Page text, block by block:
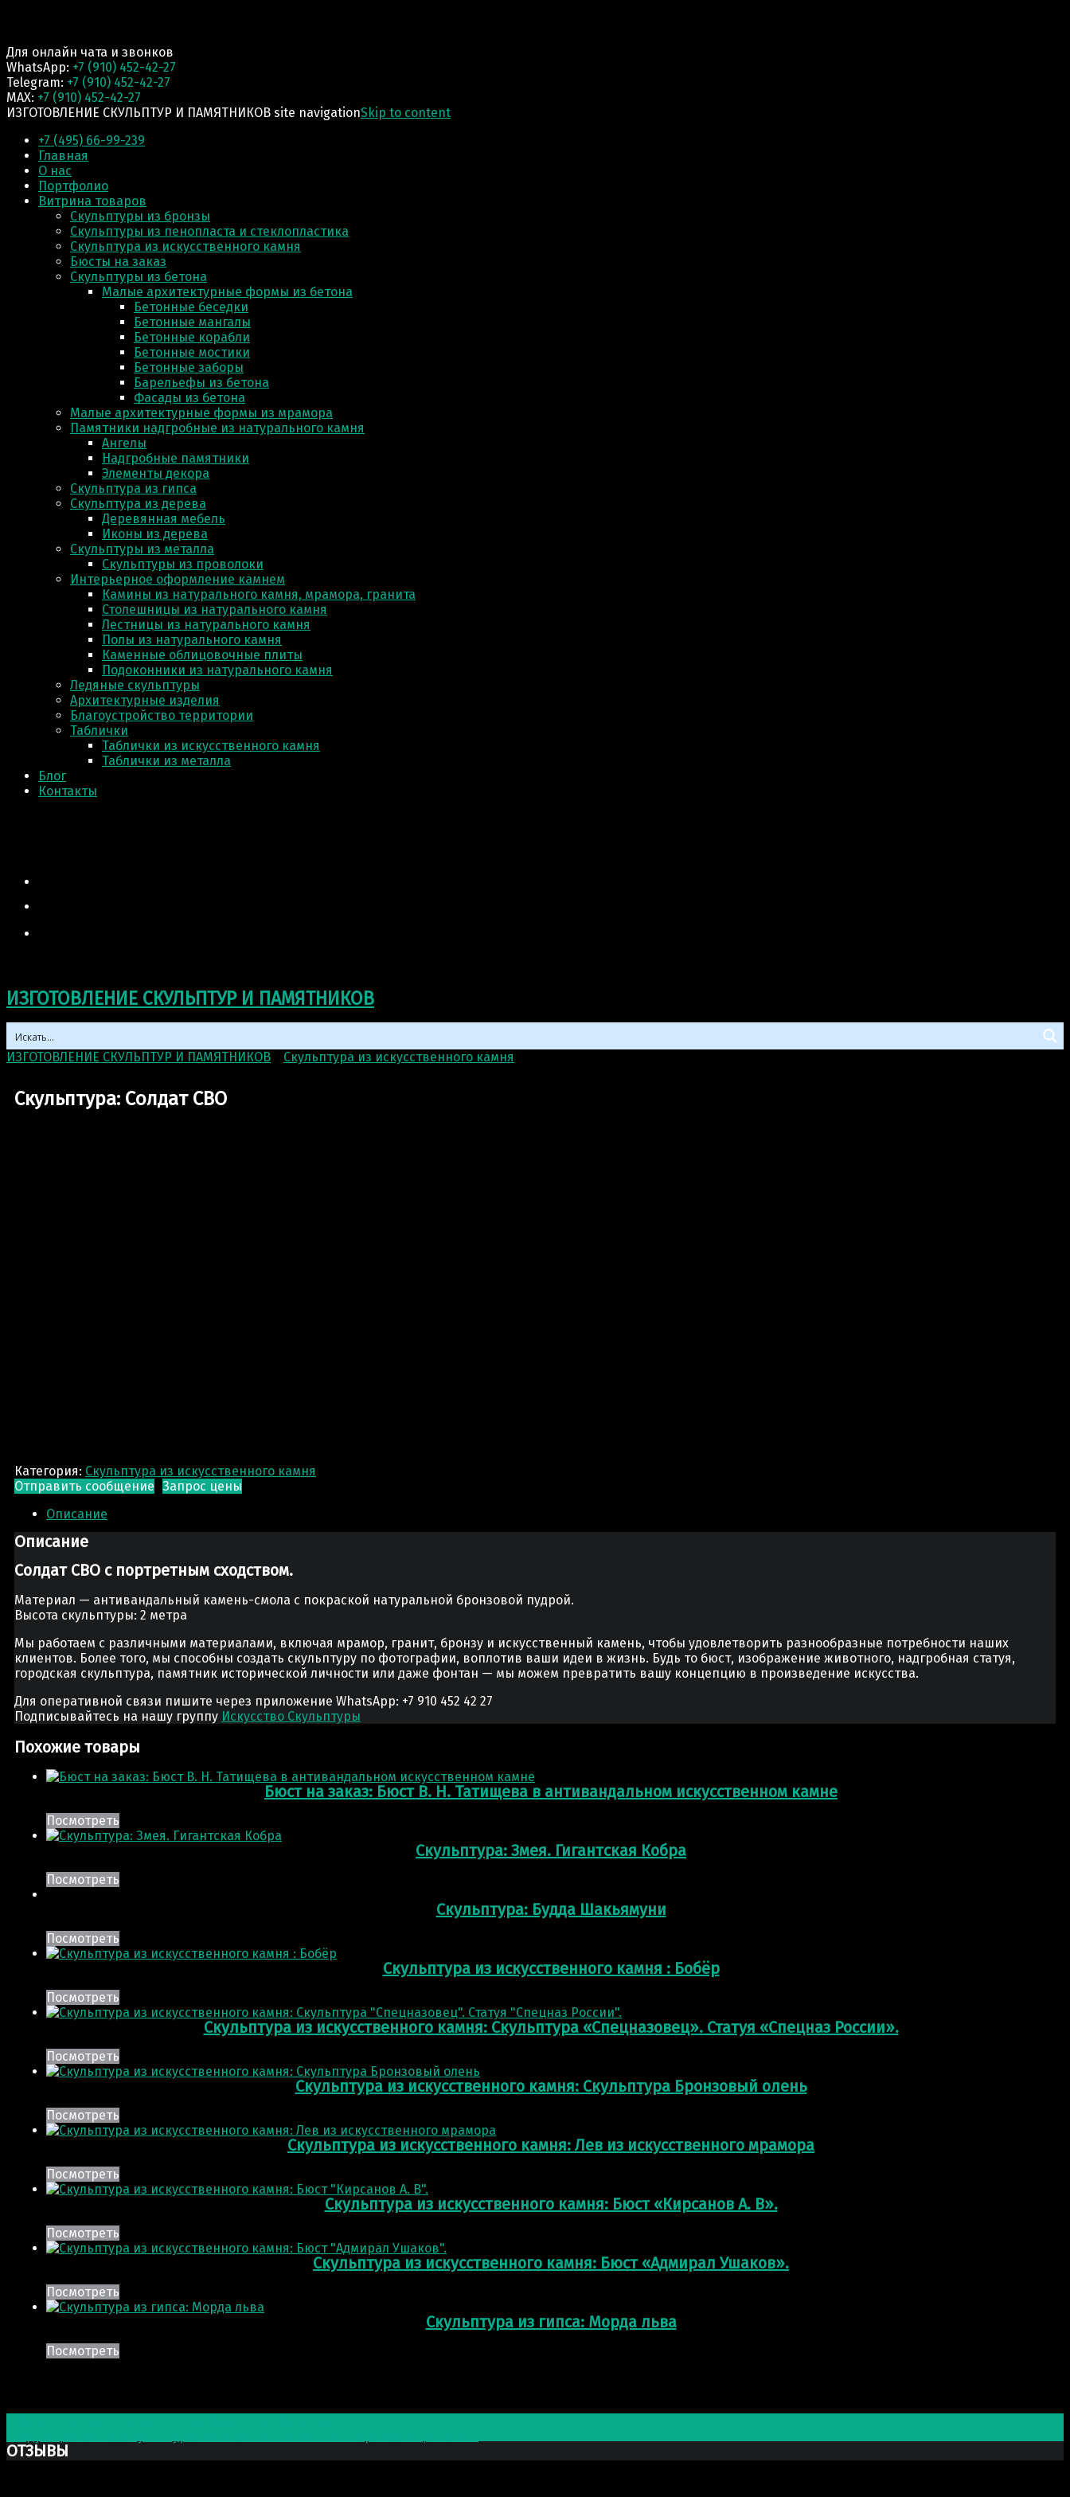
Для онлайн чата и звонков
WhatsApp: +7 (910) 452-42-27
Telegram: +7 (910) 452-42-27
MAX: +7 (910) 452-42-27
ИЗГОТОВЛЕНИЕ СКУЛЬПТУР И ПАМЯТНИКОВ site navigationSkip to content
+7 (495) 66-99-239
Главная
О нас
Портфолио
Витрина товаров
Скульптуры из бронзы
Скульптуры из пенопласта и стеклопластика
Скульптура из искусственного камня
Бюсты на заказ
Скульптуры из бетона
Малые архитектурные формы из бетона
Бетонные беседки
Бетонные мангалы
Бетонные корабли
Бетонные мостики
Бетонные заборы
Барельефы из бетона
Фасады из бетона
Малые архитектурные формы из мрамора
Памятники надгробные из натурального камня
Ангелы
Надгробные памятники
Элементы декора
Скульптура из гипса
Скульптура из деревa
Деревянная мебель
Иконы из дерева
Скульптуры из металла
Скульптуры из проволоки
Интерьерное оформление камнем
Камины из натурального камня, мрамора, гранита
Столешницы из натурального камня
Лестницы из натурального камня
Полы из натурального камня
Каменные облицовочные плиты
Подоконники из натурального камня
Ледяные скульптуры
Архитектурные изделия
Благоустройство территории
Таблички
Таблички из искусственного камня
Таблички из металла
Блог
Контакты
ИЗГОТОВЛЕНИЕ СКУЛЬПТУР И ПАМЯТНИКОВ
ИЗГОТОВЛЕНИЕ СКУЛЬПТУР И ПАМЯТНИКОВ Скульптура из искусственного камня
Скульптура: Солдат СВО
Категория: Скульптура из искусственного камня
Отправить сообщение Запрос цены
Описание
Описание
Солдат СВО с портретным сходством.
Материал — антивандальный камень-смола с покраской натуральной бронзовой пудрой.
Высота скульптуры: 2 метра
Мы работаем с различными материалами, включая мрамор, гранит, бронзу и искусственный камень, чтобы удовлетворить разнообразные потребности наших
клиентов. Более того, мы способны создать скульптуру по фотографии, воплотив ваши идеи в жизнь. Будь то бюст, изображение животного, надгробная статуя,
городская скульптура, памятник исторической личности или даже фонтан — мы можем превратить вашу концепцию в произведение искусства.
Для оперативной связи пишите через приложение WhatsApp: +7 910 452 42 27
Подписывайтесь на нашу группу Искусство Скульптуры
Похожие товары
Бюст на заказ: Бюст В. Н. Татищева в антивандальном искусственном камне
Посмотреть
Скульптура: Змея. Гигантская Кобра
Посмотреть
Скульптура: Будда Шакьямуни
Посмотреть
Скульптура из искусственного камня : Бобёр
Посмотреть
Скульптура из искусственного камня: Скульптура «Спецназовец». Статуя «Спецназ России».
Посмотреть
Скульптура из искусственного камня: Скульптура Бронзовый олень
Посмотреть
Скульптура из искусственного камня: Лев из искусственного мрамора
Посмотреть
Скульптура из искусственного камня: Бюст «Кирсанов А. В».
Посмотреть
Скульптура из искусственного камня: Бюст «Адмирал Ушаков».
Посмотреть
Скульптура из гипса: Морда льва
Посмотреть
ОТЗЫВЫ